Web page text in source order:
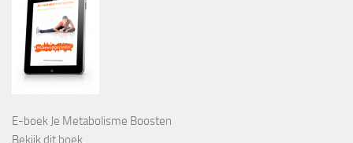
E-boek Je Metabolisme Boosten
Bekijk dit boek